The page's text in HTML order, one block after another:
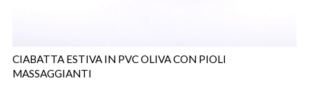
CIABATTA ESTIVA IN PVC OLIVA CON PIOLI
MASSAGGIANTI